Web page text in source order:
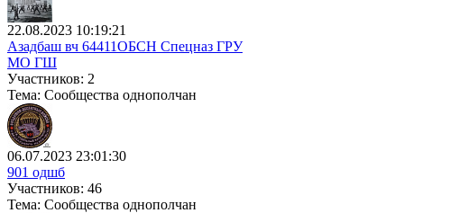
22.08.2023 10:19:21
Азадбаш вч 64411ОБСН Спецназ ГРУ
МО ГШ
Участников: 2
Тема: Сообщества однополчан
06.07.2023 23:01:30
901 одшб
Участников: 46
Тема: Сообщества однополчан